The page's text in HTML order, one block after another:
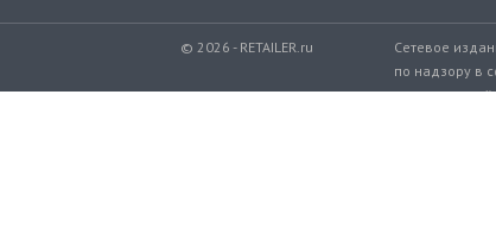
© 2026 - RETAILER.ru
Сетевое
по надзору в
коммуникаций.